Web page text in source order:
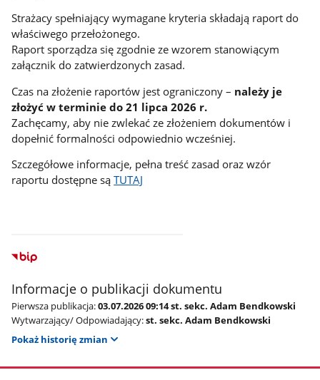
Strażacy spełniający wymagane kryteria składają raport do
właściwego przełożonego.
Raport sporządza się zgodnie ze wzorem stanowiącym
załącznik do zatwierdzonych zasad.
Czas na złożenie raportów jest ograniczony – należy je
złożyć w terminie do 21 lipca 2026 r.
Zachęcamy, aby nie zwlekać ze złożeniem dokumentów i
dopełnić formalności odpowiednio wcześniej.
Szczegółowe informacje, pełna treść zasad oraz wzór
raportu dostępne sąTUTAJ
Informacje o publikacji dokumentu
Pierwsza publikacja:03.07.2026 09:14 st. sekc. Adam Bendkowski
Wytwarzający/ Odpowiadający:st. sekc. Adam Bendkowski
Pokaż historię zmian